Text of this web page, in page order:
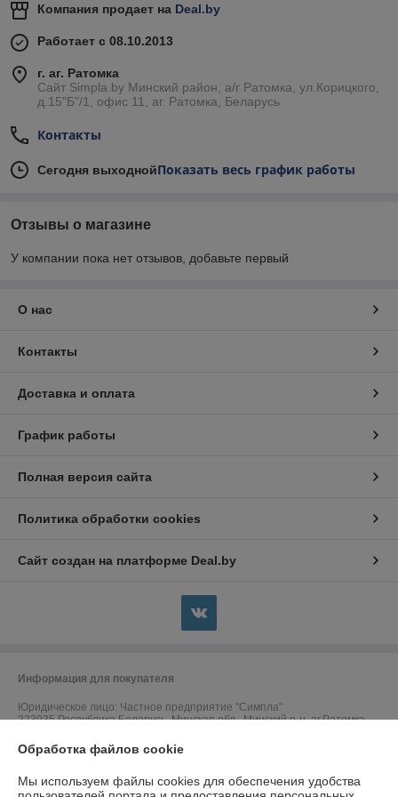
Компания продает на Deal.by
Работает с 08.10.2013
г. аг. Ратомка
Сайт Simpla.by Минский район, а/г Ратомка, ул.Корицкого,
д.15"Б"/1, офис 11, аг. Ратомка, Беларусь
Контакты
Сегодня выходнойПоказать весь график работы
Отзывы о магазине
У компании пока нет отзывов, добавьте первый
О нас
Контакты
Доставка и оплата
График работы
Полная версия сайта
Политика обработки cookies
Сайт создан на платформе Deal.by
Информация для покупателя
Юридическое лицо: Частное предприятие "Симпла"
223035,Республика Беларусь, Минская обл., Минский р-н, аг.Ратомка,
УНП: 691587715
Обработка файлов cookie
Мы используем файлы cookies для обеспечения удобства